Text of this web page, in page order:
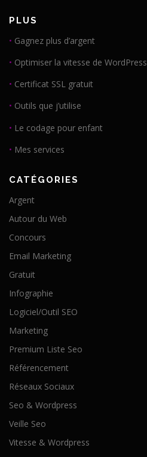
PLUS
• Gagnez plus d’argent
• Optimiser la vitesse de WordPress
• Certificat SSL gratuit
• Outils que j’utilise
• Le codage pour enfant
• Mes services
CATÉGORIES
Argent
Autour du Web
Concours
Email Marketing
Gratuit
Infographie
Logiciel/Outil SEO
Marketing
Premium Liste Seo
Référencement
Réseaux Sociaux
Seo & Wordpress
Veille Seo
Vitesse & Wordpress